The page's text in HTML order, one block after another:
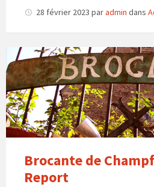
28 février 2023 paradmin dans
Brocante de
Report